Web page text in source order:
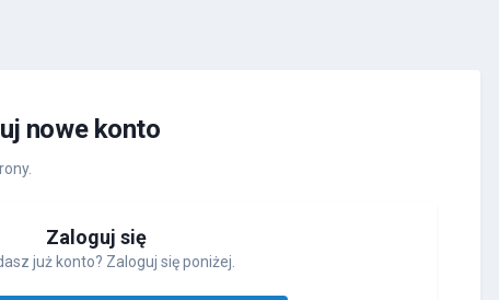
nowe konto
Zaloguj się
już konto? Zaloguj się poniżej.